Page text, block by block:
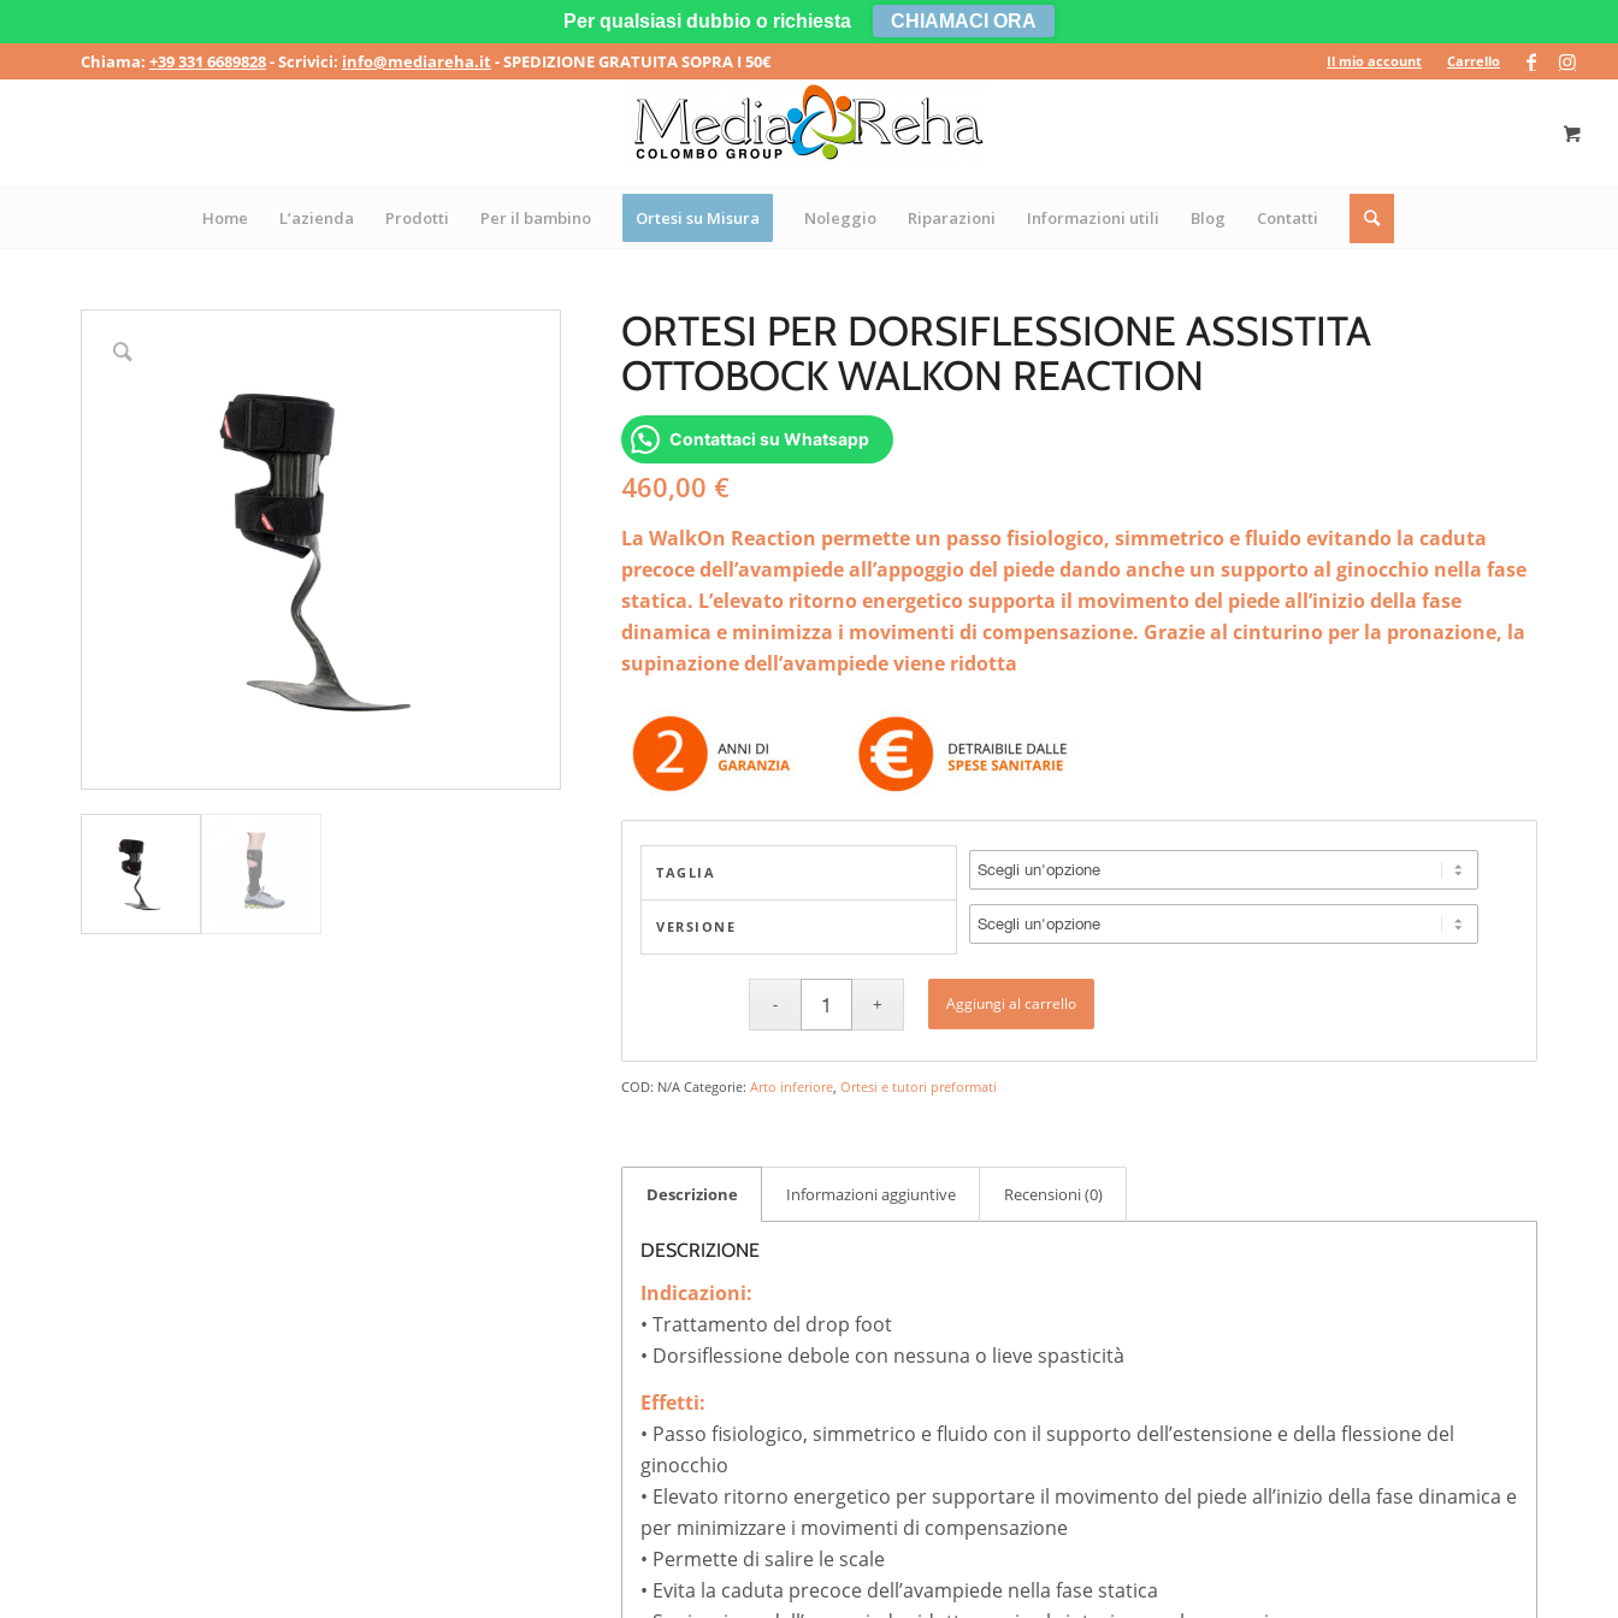
Il mio account Carrello
Chiama: +39 331 6689828- Scrivici: info@mediareha.it- SPEDIZIONE GRATUITA SOPRA I 50€
Home L’azienda Prodotti Per il bambino Ortesi su Misura Noleggio Riparazioni Informazioni utili Blog Contatti
ORTESI PER DORSIFLESSIONE ASSISTITA
OTTOBOCK WALKON REACTION
Contattaci su Whatsapp
460,00 €
La WalkOn Reaction permette un passo fisiologico, simmetrico e fluido evitando la caduta
precoce dell’avampiede all’appoggio del piede dando anche un supporto al ginocchio nella fase
statica. L’elevato ritorno energetico supporta il movimento del piede all’inizio della fase
dinamica e minimizza i movimenti di compensazione. Grazie al cinturino per la pronazione, la
supinazione dell’avampiede viene ridotta
TAGLIA
VERSIONE
Aggiungi al carrello
COD: N/A Categorie:Arto inferiore,Ortesi e tutori preformati
Descrizione Informazioni aggiuntive Recensioni (0)
DESCRIZIONE
Indicazioni:
• Trattamento del drop foot
• Dorsiflessione debole con nessuna o lieve spasticità
Effetti:
• Passo fisiologico, simmetrico e fluido con il supporto dell’estensione e della flessione del
ginocchio
• Elevato ritorno energetico per supportare il movimento del piede all’inizio della fase dinamica e
per minimizzare i movimenti di compensazione
• Permette di salire le scale
• Evita la caduta precoce dell’avampiede nella fase statica
Per qualsiasi dubbio o richiesta CHIAMACI ORA